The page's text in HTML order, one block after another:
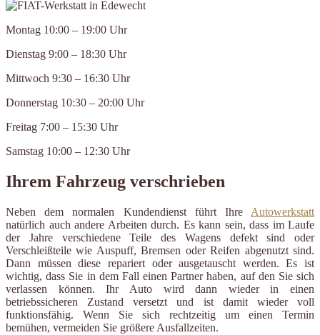
Montag 10:00 – 19:00 Uhr
Dienstag 9:00 – 18:30 Uhr
Mittwoch 9:30 – 16:30 Uhr
Donnerstag 10:30 – 20:00 Uhr
Freitag 7:00 – 15:30 Uhr
Samstag 10:00 – 12:30 Uhr
Ihrem Fahrzeug verschrieben
Neben dem normalen Kundendienst führt Ihre Autowerkstatt
natürlich auch andere Arbeiten durch. Es kann sein, dass im Laufe
der Jahre verschiedene Teile des Wagens defekt sind oder
Verschleißteile wie Auspuff, Bremsen oder Reifen abgenutzt sind.
Dann müssen diese repariert oder ausgetauscht werden. Es ist
wichtig, dass Sie in dem Fall einen Partner haben, auf den Sie sich
verlassen können. Ihr Auto wird dann wieder in einen
betriebssicheren Zustand versetzt und ist damit wieder voll
funktionsfähig. Wenn Sie sich rechtzeitig um einen Termin
bemühen, vermeiden Sie größere Ausfallzeiten.